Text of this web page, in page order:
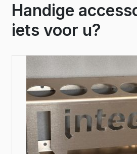
Handige
iets voor u?